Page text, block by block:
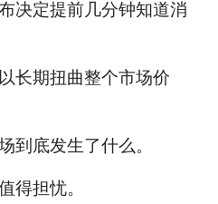
决定提前几分钟知道消
长期扭曲整个市场价
到底发生了什么。
得担忧。